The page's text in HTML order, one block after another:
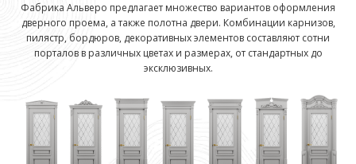
Фабрика Альверо предлагает множество вариантов оформления
дверного проема, а также полотна двери. Комбинации карнизов,
пилястр, бордюров, декоративных элементов составляют сотни
порталов в различных цветах и размерах, от стандартных до
эксклюзивных.